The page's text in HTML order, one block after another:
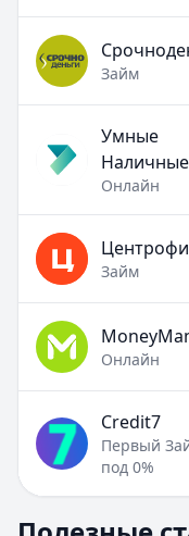
Займ
Умные
Наличные
Онлайн
Займ
Онлайн
Credit7
Первый
под 0%